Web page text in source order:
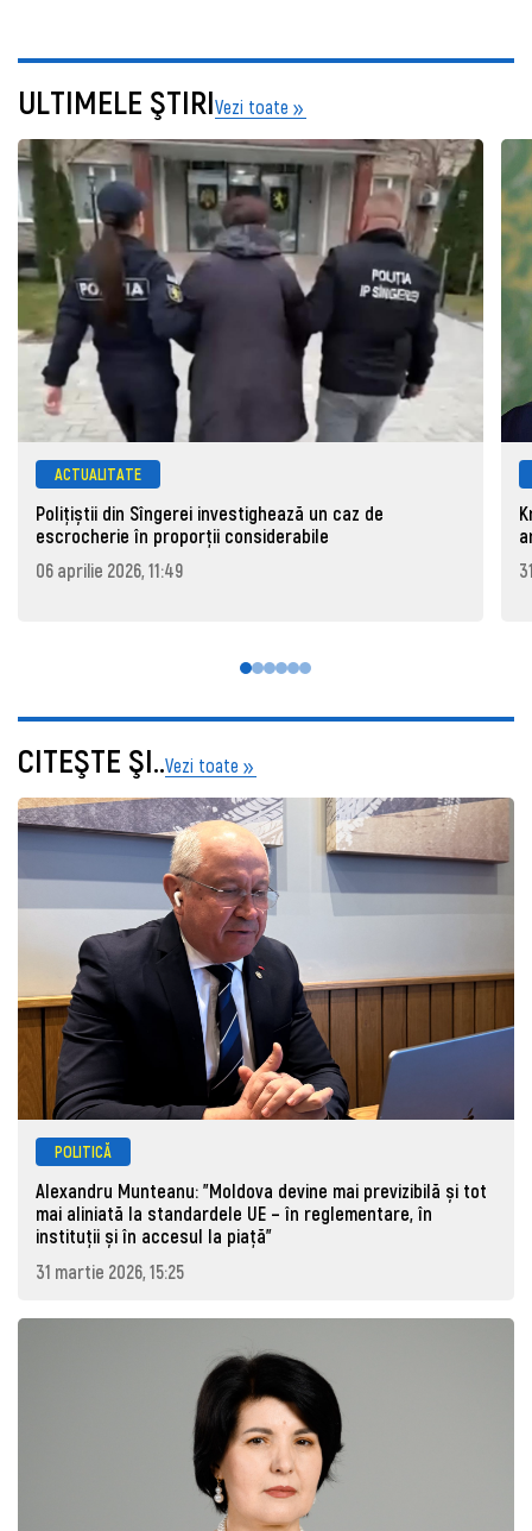
ULTIMELE ŞTIRIVezi toate
ACTUALITATE
Polițiștii din Sîngerei investighează un caz de
escrocherie în proporții considerabile
06 aprilie 2026, 11:49
CITEŞTE ŞI..Vezi toate
POLITICĂ
Alexandru Munteanu: "Moldova devine mai previzibilă și tot
mai aliniată la standardele UE – în reglementare, în
instituții și în accesul la piață"
31 martie 2026, 15:25